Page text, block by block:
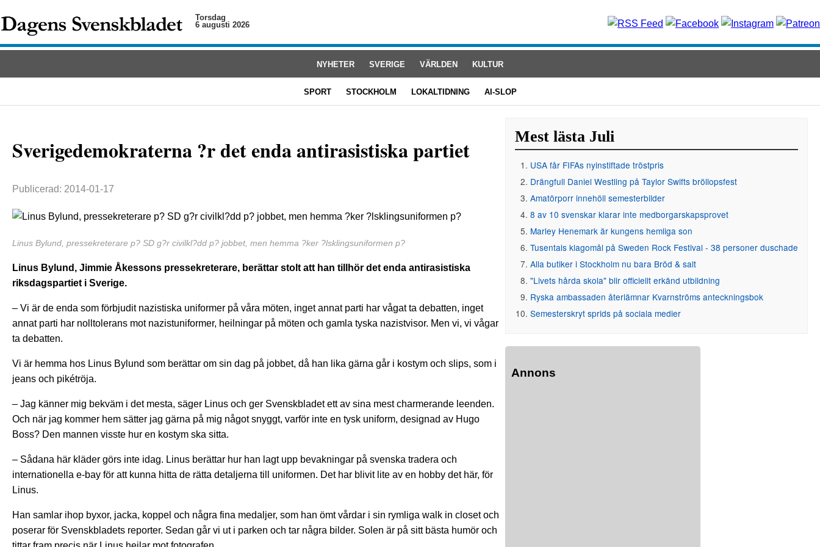
Torsdag
6 augusti 2026
NYHETER SVERIGE VÄRLDEN KULTUR
SPORT STOCKHOLM LOKALTIDNING AI-SLOP
Sverigedemokraterna ?r det enda antirasistiska partiet
Publicerad: 2014-01-17
Linus Bylund, pressekreterare p? SD g?r civilkl?dd p? jobbet, men hemma ?ker ?lsklingsuniformen p?
Linus Bylund, Jimmie Åkessons pressekreterare, berättar stolt att han tillhör det enda antirasistiska
riksdagspartiet i Sverige.
– Vi är de enda som förbjudit nazistiska uniformer på våra möten, inget annat parti har vågat ta debatten, inget
annat parti har nolltolerans mot nazistuniformer, heilningar på möten och gamla tyska nazistvisor. Men vi, vi vågar
ta debatten.
Vi är hemma hos Linus Bylund som berättar om sin dag på jobbet, då han lika gärna går i kostym och slips, som i
jeans och pikétröja.
– Jag känner mig bekväm i det mesta, säger Linus och ger Svenskbladet ett av sina mest charmerande leenden.
Och när jag kommer hem sätter jag gärna på mig något snyggt, varför inte en tysk uniform, designad av Hugo
Boss? Den mannen visste hur en kostym ska sitta.
– Sådana här kläder görs inte idag. Linus berättar hur han lagt upp bevakningar på svenska tradera och
internationella e-bay för att kunna hitta de rätta detaljerna till uniformen. Det har blivit lite av en hobby det här, för
Linus.
Han samlar ihop byxor, jacka, koppel och några fina medaljer, som han ömt vårdar i sin rymliga walk in closet och
poserar för Svenskbladets reporter. Sedan går vi ut i parken och tar några bilder. Solen är på sitt bästa humör och
Mest lästa Juli
USA får FIFAs nyinstiftade tröstpris
Drängfull Daniel Westling på Taylor Swifts bröllopsfest
Amatörporr innehöll semesterbilder
8 av 10 svenskar klarar inte medborgarskapsprovet
Marley Henemark är kungens hemliga son
Tusentals klagomål på Sweden Rock Festival - 38 personer duschade
Alla butiker i Stockholm nu bara Bröd & salt
"Livets hårda skola" blir officiellt erkänd utbildning
Ryska ambassaden återlämnar Kvarnströms anteckningsbok
Semesterskryt sprids på sociala medier
Annons